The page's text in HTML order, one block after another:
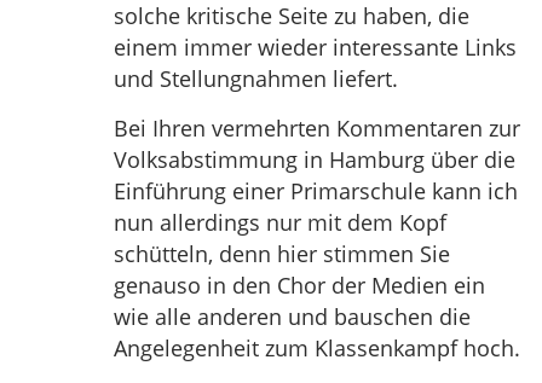
solche kritische Seite zu haben, die
einem immer wieder interessante Links
und Stellungnahmen liefert.
Bei Ihren vermehrten Kommentaren zur
Volksabstimmung in Hamburg über die
Einführung einer Primarschule kann ich
nun allerdings nur mit dem Kopf
schütteln, denn hier stimmen Sie
genauso in den Chor der Medien ein
wie alle anderen und bauschen die
Angelegenheit zum Klassenkampf hoch.